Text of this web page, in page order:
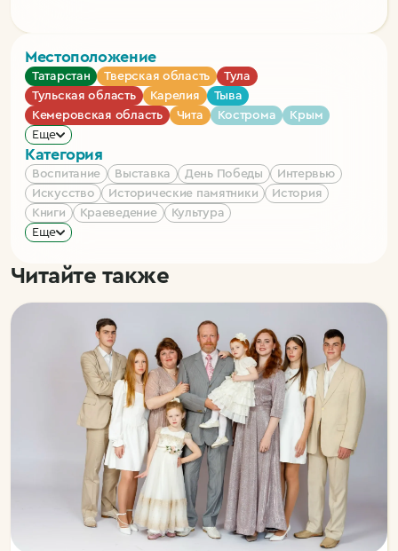
Местоположение
Татарстан Тверская область
Тула
Тульская область
Карелия
Тыва
Кемеровская область
Чита Кострома
Крым
Еще
Категория
Воспитание Выставка День Победы
Интервью
Искусство
Исторические памятники
История
Книги
Краеведение
Культура
Еще
Читайте также